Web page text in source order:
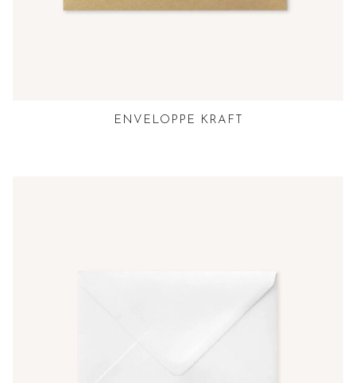
ENVELOPPE KRAFT